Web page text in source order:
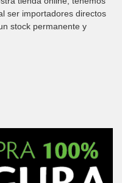
ser importadores directos
stock permanente y